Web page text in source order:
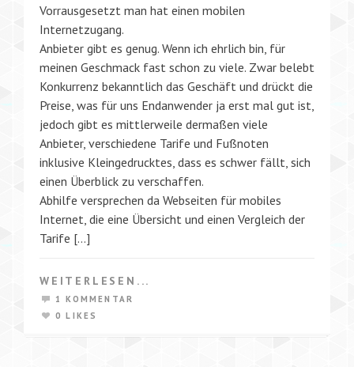
Vorrausgesetzt man hat einen mobilen
Internetzugang.
Anbieter gibt es genug. Wenn ich ehrlich bin, für
meinen Geschmack fast schon zu viele. Zwar belebt
Konkurrenz bekanntlich das Geschäft und drückt die
Preise, was für uns Endanwender ja erst mal gut ist,
jedoch gibt es mittlerweile dermaßen viele
Anbieter, verschiedene Tarife und Fußnoten
inklusive Kleingedrucktes, dass es schwer fällt, sich
einen Überblick zu verschaffen.
Abhilfe versprechen da Webseiten für mobiles
Internet, die eine Übersicht und einen Vergleich der
Tarife […]
WEITERLESEN...
1 KOMMENTAR
0 LIKES